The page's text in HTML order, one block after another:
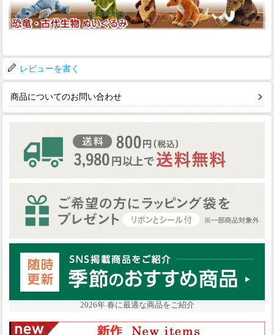
レビューを書く
商品についてのお問い合わせ